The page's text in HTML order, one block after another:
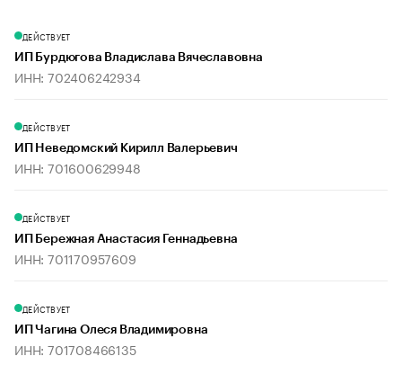
ДЕЙСТВУЕТ
ИП Бурдюгова Владислава Вячеславовна
ИНН: 702406242934
ДЕЙСТВУЕТ
ИП Неведомский Кирилл Валерьевич
ИНН: 701600629948
ДЕЙСТВУЕТ
ИП Бережная Анастасия Геннадьевна
ИНН: 701170957609
ДЕЙСТВУЕТ
ИП Чагина Олеся Владимировна
ИНН: 701708466135